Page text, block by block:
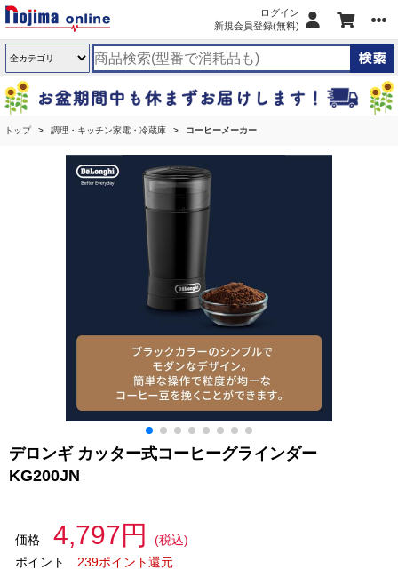
ログイン
新規会員登録(無料)
トップ 調理・キッチン家電・冷蔵庫 コーヒーメーカー
デロンギ カッター式コーヒーグラインダー
KG200JN
価格 4,797円
(税込)
ポイント
239ポイント還元